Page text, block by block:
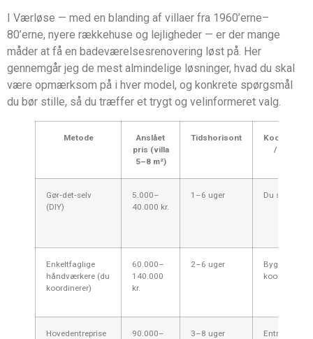
I Værløse — med en blanding af villaer fra 1960’erne–
80’erne, nyere rækkehuse og lejligheder — er der mange
måder at få en badeværelsesrenovering løst på. Her
gennemgår jeg de mest almindelige løsninger, hvad du skal
være opmærksom på i hver model, og konkrete spørgsmål
du bør stille, så du træffer et trygt og velinformeret valg.
Metode
Anslået
pris (villa
5–8 m²)
Tidshorisont
/ ansvar
Gør‑det‑selv
(DIY)
5.000–
40.000 kr.
1–6 uger Du selv
Enkeltfaglige
håndværkere (du
koordinerer)
60.000–
140.000
kr.
2–6 uger
Bygherre
koordinerer
Hovedentreprise
90.000–
3–8 uger Entreprenør